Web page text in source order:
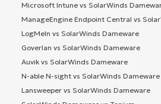
Microsoft Intune vs SolarWinds
ManageEngine Endpoint Central vs
LogMeIn vs SolarWinds Dameware
Goverlan vs SolarWinds Dameware
Auvik vs SolarWinds Dameware
N-able N-sight vs SolarWinds Dameware
Lansweeper vs SolarWinds Dameware